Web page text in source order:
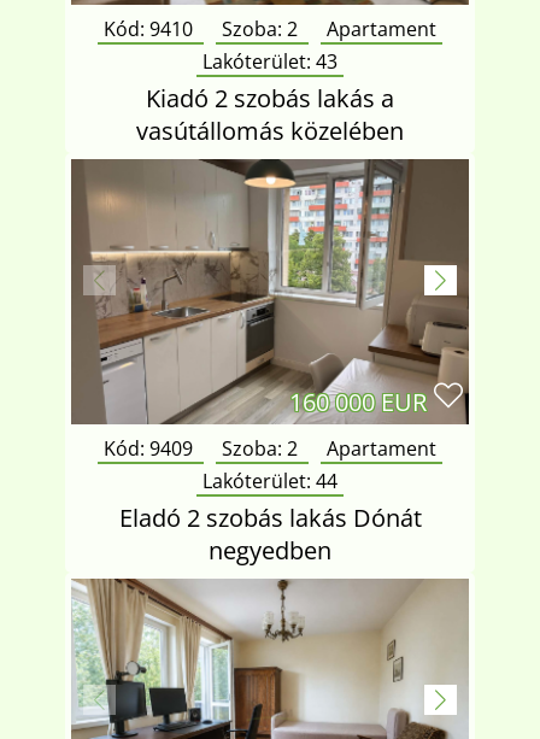
Kód: 9410 Szoba: 2
Apartament
Lakóterület: 43
Kiadó 2 szobás lakás a
vasútállomás közelében
160 000 EUR
Kód: 9409 Szoba: 2
Apartament
Lakóterület: 44
Eladó 2 szobás lakás Dónát
negyedben